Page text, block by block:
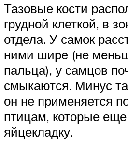
Тазовые кости
грудной клеткой, в
отдела. У самок
ними шире (не
пальца), у самцов
смыкаются. Минус
он не применяется
птицам, которые
яйцекладку.